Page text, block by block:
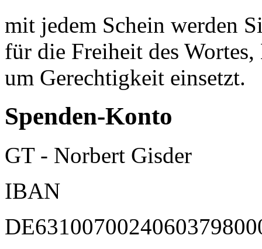
mit jedem Schein werden
für die Freiheit des
um Gerechtigkeit einsetzt.
Spenden-Konto
GT - Norbert Gisder
IBAN